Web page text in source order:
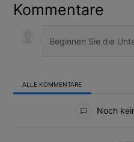
Kommentare
ALLE KOMMENTARE
Noch